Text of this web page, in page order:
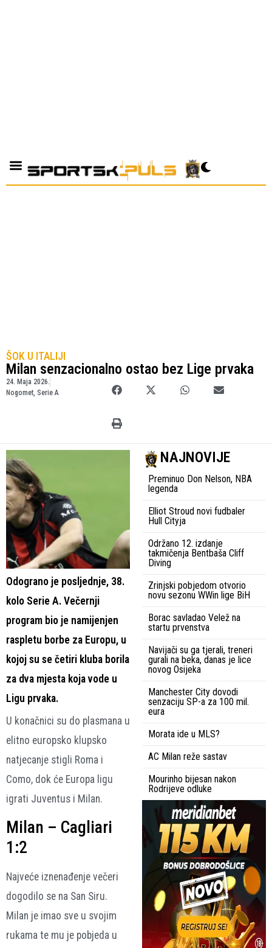
ŠOK U ITALIJI
Milan senzacionalno ostao bez Lige prvaka
24. Maja 2026.
Nogomet, Serie A
Odograno je posljednje, 38.
kolo Serie A. Večernji
program bio je namijenjen
raspletu borbe za Europu, u
kojoj su se četiri kluba borila
za dva mjesta koja vode u
Ligu prvaka.
U konačnici su do plasmana u
elitno europsko klupsko
natjecanje stigli Roma i
Como, dok će Europa ligu
igrati Juventus i Milan.
Milan – Cagliari
1:2
Najveće iznenađenje večeri
dogodilo se na San Siru.
Milan je imao sve u svojim
rukama te mu je pobjeda u
NAJNOVIJE
Preminuo Don Nelson, NBA
legenda
Elliot Stroud novi fudbaler
Hull Cityja
Održano 12. izdanje
takmičenja Bentbaša Cliff
Diving
Zrinjski pobjedom otvorio
novu sezonu WWin lige BiH
Borac savladao Velež na
startu prvenstva
Navijači su ga tjerali, treneri
gurali na beka, danas je lice
novog Osijeka
Manchester City dovodi
senzaciju SP-a za 100 mil.
eura
Morata ide u MLS?
AC Milan reže sastav
Mourinho bijesan nakon
Rodrijeve odluke